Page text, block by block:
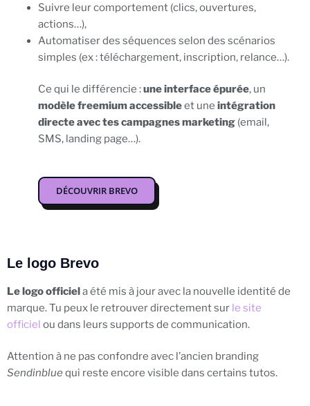
Suivre leur comportement (clics, ouvertures,
actions…),
Automatiser des séquences selon des scénarios
simples (ex : téléchargement, inscription, relance…).
Ce qui le différencie :une interface épurée, un
modèle freemium accessibleet une intégration
directe avec tes campagnes marketing (email,
SMS, landing page…).
DÉCOUVRIR BREVO
Le logo Brevo
Le logo officiela été mis à jour avec la nouvelle identité de
marque. Tu peux le retrouver directement sur le site
officiel ou dans leurs supports de communication.
Attention à ne pas confondre avec l’ancien branding
Sendinblue qui reste encore visible dans certains tutos.